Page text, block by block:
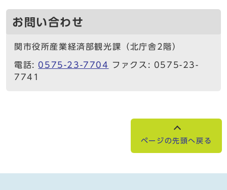
お問い合わせ
関市役所産業経済部観光課（北庁舎2階）
電話: 0575-23-7704
ファクス: 0575-23-
7741
ページの先頭へ戻る